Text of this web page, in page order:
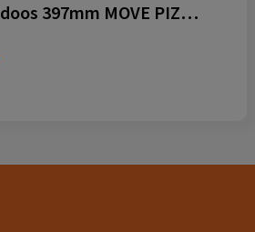
Koziol Pizzadoos 397mm MOVE PIZZA 32